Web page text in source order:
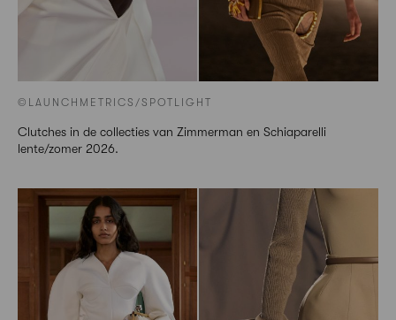
©LAUNCHMETRICS/SPOTLIGHT
Clutches in de collecties van Zimmerman en Schiaparelli
lente/zomer 2026.